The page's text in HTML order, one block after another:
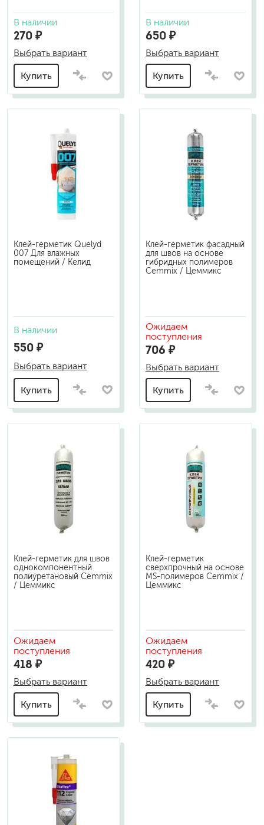
В наличии
270 ₽
Выбрать вариант
Купить
В наличии
650 ₽
Выбрать вариант
Купить
Клей-герметик Quelyd
007 Для влажных
помещений / Келид
В наличии
550 ₽
Выбрать вариант
Купить
Клей-герметик фасадный
для швов на основе
гибридных полимеров
Cemmix / Цеммикс
Ожидаем
поступления
706 ₽
Выбрать вариант
Купить
Клей-герметик для швов
однокомпонентный
полиуретановый Cemmix
/ Цеммикс
Ожидаем
поступления
418 ₽
Выбрать вариант
Купить
Клей-герметик
сверхпрочный на основе
MS-полимеров Cemmix /
Цеммикс
Ожидаем
поступления
420 ₽
Выбрать вариант
Купить